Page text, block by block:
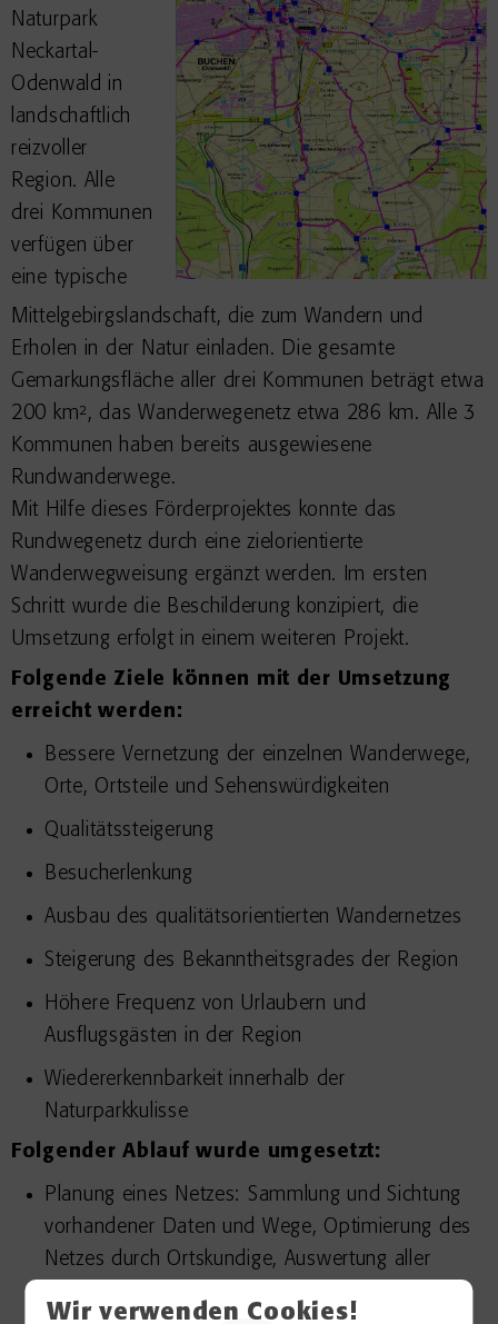
Wir verwenden Cookies!
Naturpark
Neckartal-
Odenwald in
landschaftlich
reizvoller
Region. Alle
drei Kommunen
verfügen über
eine typische
Mittelgebirgslandschaft, die zum Wandern und
Erholen in der Natur einladen. Die gesamte
Gemarkungsfläche aller drei Kommunen beträgt etwa
200 km², das Wanderwegenetz etwa 286 km. Alle 3
Kommunen haben bereits ausgewiesene
Rundwanderwege.
Mit Hilfe dieses Förderprojektes konnte das
Rundwegenetz durch eine zielorientierte
Wanderwegweisung ergänzt werden. Im ersten
Schritt wurde die Beschilderung konzipiert, die
Umsetzung erfolgt in einem weiteren Projekt.
Folgende Ziele können mit der Umsetzung
erreicht werden:
Bessere Vernetzung der einzelnen Wanderwege,
Orte, Ortsteile und Sehenswürdigkeiten
Qualitätssteigerung
Besucherlenkung
Ausbau des qualitätsorientierten Wandernetzes
Steigerung des Bekanntheitsgrades der Region
Höhere Frequenz von Urlaubern und
Ausflugsgästen in der Region
Wiedererkennbarkeit innerhalb der
Naturparkkulisse
Folgender Ablauf wurde umgesetzt:
Planung eines Netzes: Sammlung und Sichtung
vorhandener Daten und Wege, Optimierung des
Netzes durch Ortskundige, Auswertung aller